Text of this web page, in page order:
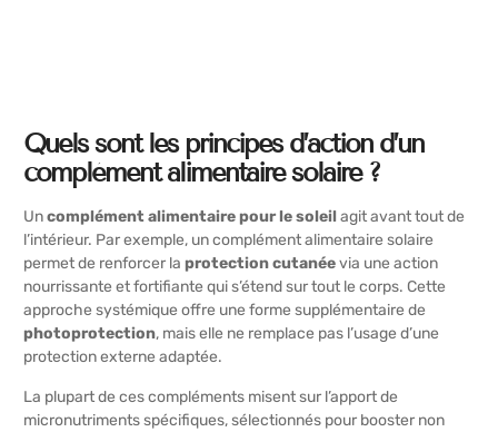
Quels sont les principes d’action d’un
complément alimentaire solaire ?
Uncomplément alimentaire pour le soleilagit avant tout de
l’intérieur. Par exemple, uncomplément alimentaire solaire
permet de renforcer la protection cutanéevia une action
nourrissante et fortifiante qui s’étend sur tout le corps. Cette
approche systémique offre une forme supplémentaire de
photoprotection, mais elle ne remplace pas l’usage d’une
protection externe adaptée.
La plupart de ces compléments misent sur l’apport de
micronutriments spécifiques, sélectionnés pour booster non